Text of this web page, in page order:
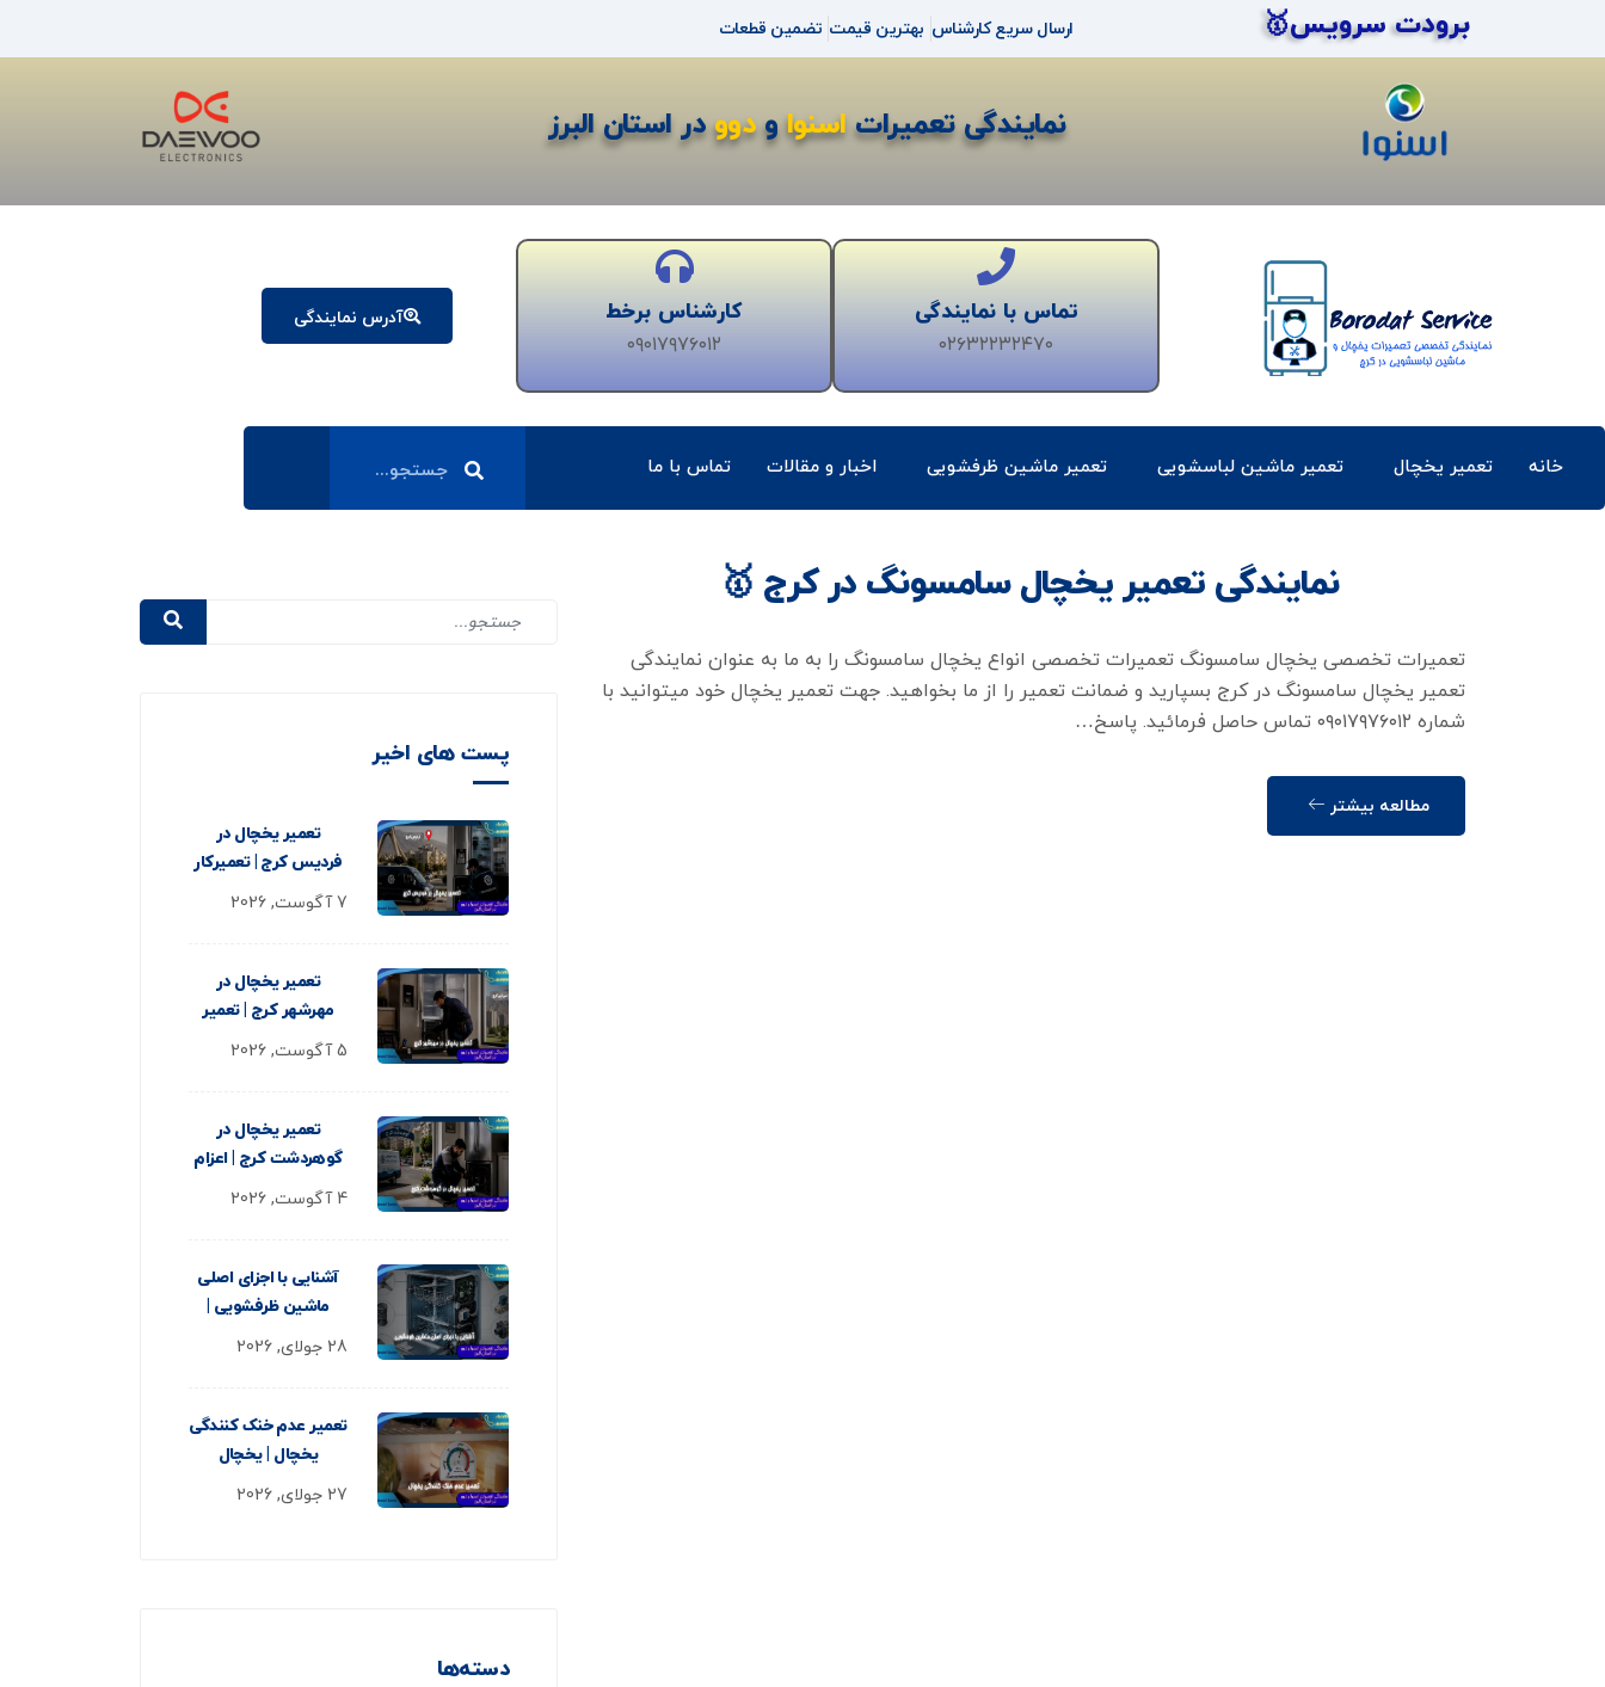
برودت سرویس🥇 ارسال سریع کارشناس بهترین قیمت تضمین قطعات
نمایندگی تعمیراتاسنواودوودر استان البرز
تماس با نمایندگی
۰۲۶۳۲۲۳۲۴۷۰
کارشناس برخط
۰۹۰۱۷۹۷۶۰۱۲
آدرس نمایندگی
خانه تعمیر یخچال تعمیر ماشین لباسشویی تعمیر ماشین ظرفشویی اخبار و مقالات تماس با ما
نمایندگی تعمیر یخچال سامسونگ در کرج 🥇
تعمیرات تخصصی یخچال سامسونگ تعمیرات تخصصی انواع یخچال سامسونگ را به ما به عنوان نمایندگی
تعمیر یخچال سامسونگ در کرج بسپارید و ضمانت تعمیر را از ما بخواهید. جهت تعمیر یخچال خود میتوانید با
شماره ۰۹۰۱۷۹۷۶۰۱۲ تماس حاصل فرمائید. پاسخ…
مطالعه بیشتر
پست های اخیر
تعمیر یخچال در
فردیس کرج | تعمیرکار
7 آگوست, 2026
تعمیر یخچال در
مهرشهر کرج | تعمیر
5 آگوست, 2026
تعمیر یخچال در
گوهردشت کرج | اعزام
4 آگوست, 2026
آشنایی با اجزای اصلی
ماشین ظرفشویی |
28 جولای, 2026
تعمیر عدم خنک کنندگی
یخچال | یخچال
27 جولای, 2026
دسته‌ها